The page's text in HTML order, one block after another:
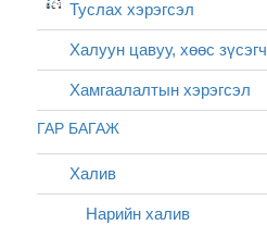
Туслах хэрэгсэл
Халуун цавуу, хөөс зүсэгч
Хамгаалалтын хэрэгсэл
ГАР БАГАЖ
Халив
Нарийн халив